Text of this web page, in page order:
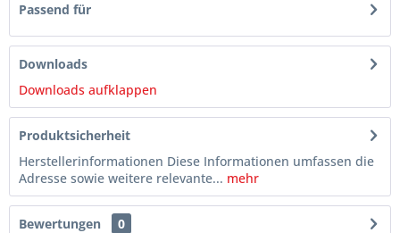
Passend für
Downloads
Downloads aufklappen
Produktsicherheit
Herstellerinformationen Diese Informationen umfassen die
Adresse sowie weitere relevante... mehr
Bewertungen
0